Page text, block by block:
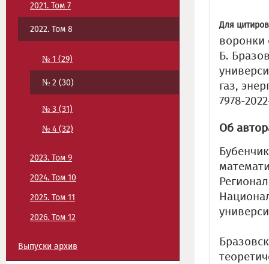
2021. Том 7
2022. Том 8
№ 1 (29)
№ 2 (30)
№ 3 (31)
№ 4 (32)
2023. Том 9
2024. Том 10
2025. Том 11
2026. Том 12
Выпуски архив
Для
воронки
Б.
газ,
7978-
Об